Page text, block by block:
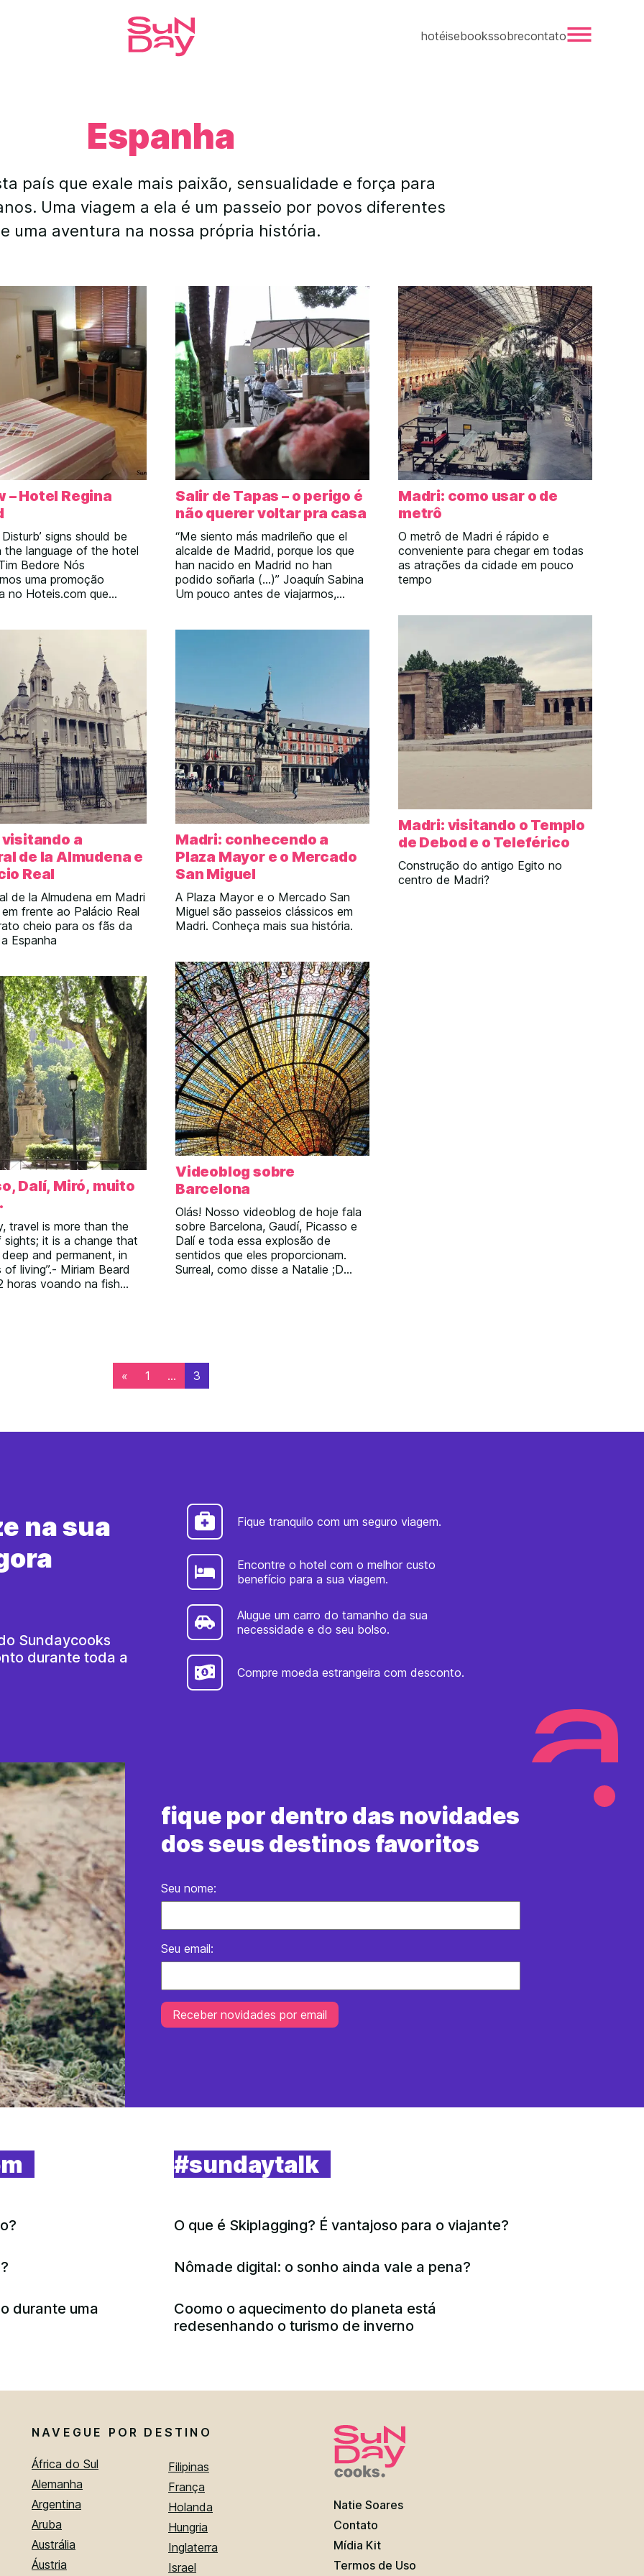
hotéisebookssobrecontato
Espanha
país que exale mais paixão, sensualidade e força para
Uma viagem a ela é um passeio por povos diferentes
e uma aventura na nossa própria história.
– Hotel Regina
signs should be
the language of the hotel
Bedore Nós
uma promoção
no Hoteis.com que
não: o hotel era muito
em frente à
e pertinho da Sol e
a
de la Almudena e
Real
de la Almudena em Madri
frente ao Palácio Real
cheio para os fãs da
Espanha
Dalí, Miró, muito
travel is more than the
sights; it is a change that
and permanent, in
living”.- Miriam Beard
horas voando na fish
Salir de Tapas – o perigo é
não querer voltar pra casa
“Me siento más madrileño que el
alcalde de Madrid, porque los que
han nacido en Madrid no han
podido soñarla (…)” Joaquín Sabina
Um pouco antes de viajarmos,
são, dicas de lugares imperdíveis
Madri: conhecendo a
Plaza Mayor e o Mercado
San Miguel
A Plaza Mayor e o Mercado San
Miguel são passeios clássicos em
Madri. Conheça mais sua história.
Videoblog sobre
Barcelona
Olás! Nosso videoblog de hoje fala
sobre Barcelona, Gaudí, Picasso e
Dalí e toda essa explosão de
sentidos que eles proporcionam.
Surreal, como disse a Natalie ;D
Madri: como usar o de
metrô
O metrô de Madri é rápido e
conveniente para chegar em todas
as atrações da cidade em pouco
tempo
Madri: visitando o Templo
de Debod e o Teleférico
Construção do antigo Egito no
centro de Madri?
« 1 … 3
na sua
Sundaycooks
durante toda a
Fique tranquilo com um seguro viagem.
Encontre o hotel com o melhor custo
benefício para a sua viagem.
Alugue um carro do tamanho da sua
necessidade e do seu bolso.
Compre moeda estrangeira com desconto.
fique por dentro das novidades
dos seus destinos favoritos
Seu nome:
Seu email:
durante uma
#sundaytalk
O que é Skiplagging? É vantajoso para o viajante?
Nômade digital: o sonho ainda vale a pena?
Coomo o aquecimento do planeta está
redesenhando o turismo de inverno
NAVEGUE POR DESTINO
África do Sul
Alemanha
Argentina
Aruba
Austrália
Áustria
Filipinas
França
Holanda
Hungria
Inglaterra
Israel
Natie Soares
Contato
Mídia Kit
Termos de Uso